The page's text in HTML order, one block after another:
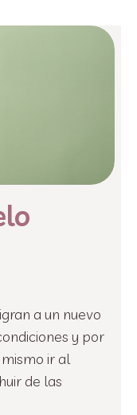
a un nuevo
y por
ir al
de las